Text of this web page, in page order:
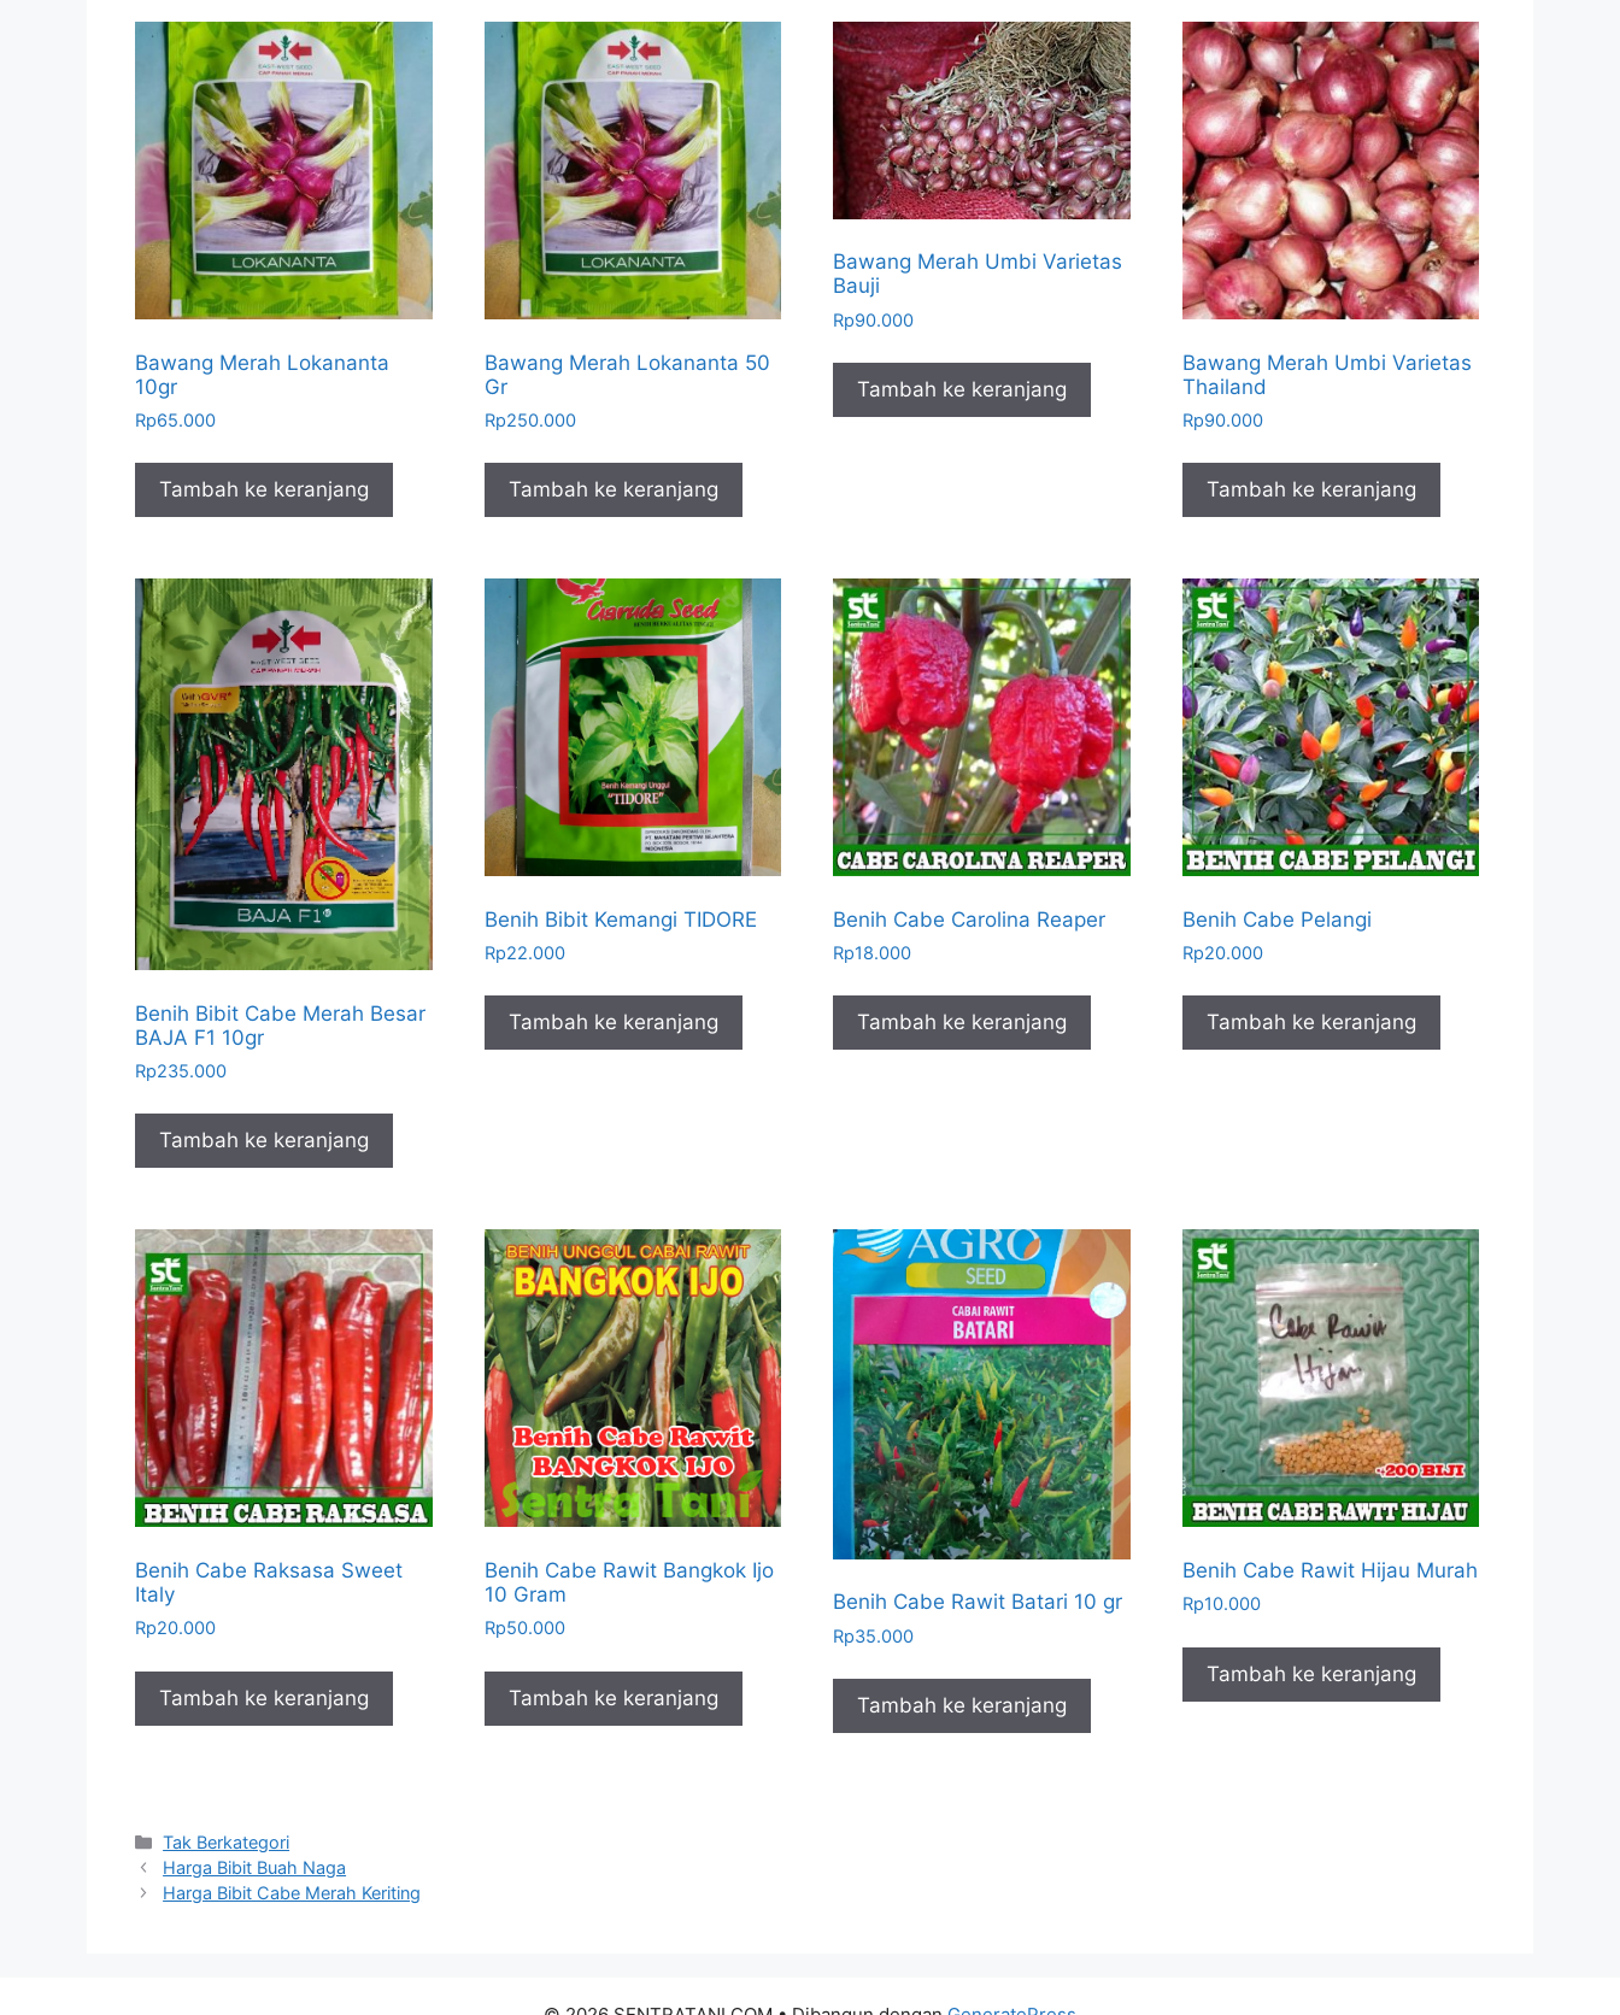
Bawang Merah Lokananta
10gr
Rp65.000
Tambah ke keranjang
Bawang Merah Lokananta 50
Gr
Rp250.000
Tambah ke keranjang
Bawang Merah Umbi Varietas
Bauji
Rp90.000
Tambah ke keranjang
Bawang Merah Umbi Varietas
Thailand
Rp90.000
Tambah ke keranjang
Benih Bibit Cabe Merah Besar
BAJA F1 10gr
Rp235.000
Tambah ke keranjang
Benih Bibit Kemangi TIDORE
Rp22.000
Tambah ke keranjang
Benih Cabe Carolina Reaper
Rp18.000
Tambah ke keranjang
Benih Cabe Pelangi
Rp20.000
Tambah ke keranjang
Benih Cabe Raksasa Sweet
Italy
Rp20.000
Tambah ke keranjang
Benih Cabe Rawit Bangkok Ijo
10 Gram
Rp50.000
Tambah ke keranjang
Benih Cabe Rawit Batari 10 gr
Rp35.000
Tambah ke keranjang
Benih Cabe Rawit Hijau Murah
Rp10.000
Tambah ke keranjang
Kategori
Tak Berkategori
Harga Bibit Buah Naga
Harga Bibit Cabe Merah Keriting